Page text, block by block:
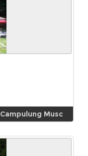
Campulung Musc